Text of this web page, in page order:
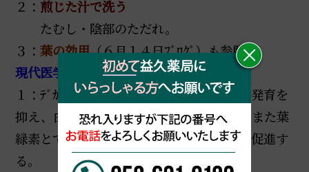
２： 煎じた汁で洗う
たむし・陰部のただれ。
３： 葉の効用（６月１４日ﾌﾞﾛｸﾞ）も参照
現代医学的根拠 ：
１：ﾃﾞｶﾉｲﾙｱｾﾄｱﾙﾃﾞﾋﾄﾞやﾄﾞﾃﾞｶﾅｰﾙはカビの発育を
抑え、白癬菌の抗菌作用の成分でもあり、また葉
緑素とで、膿が出た後の空洞の肉芽再生を促進す
る。